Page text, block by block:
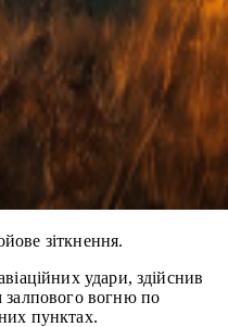
зіткнення.
удари, здійснив
залпового вогню по
пунктах.